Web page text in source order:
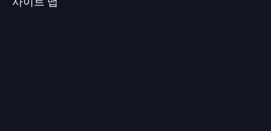
사이트 맵